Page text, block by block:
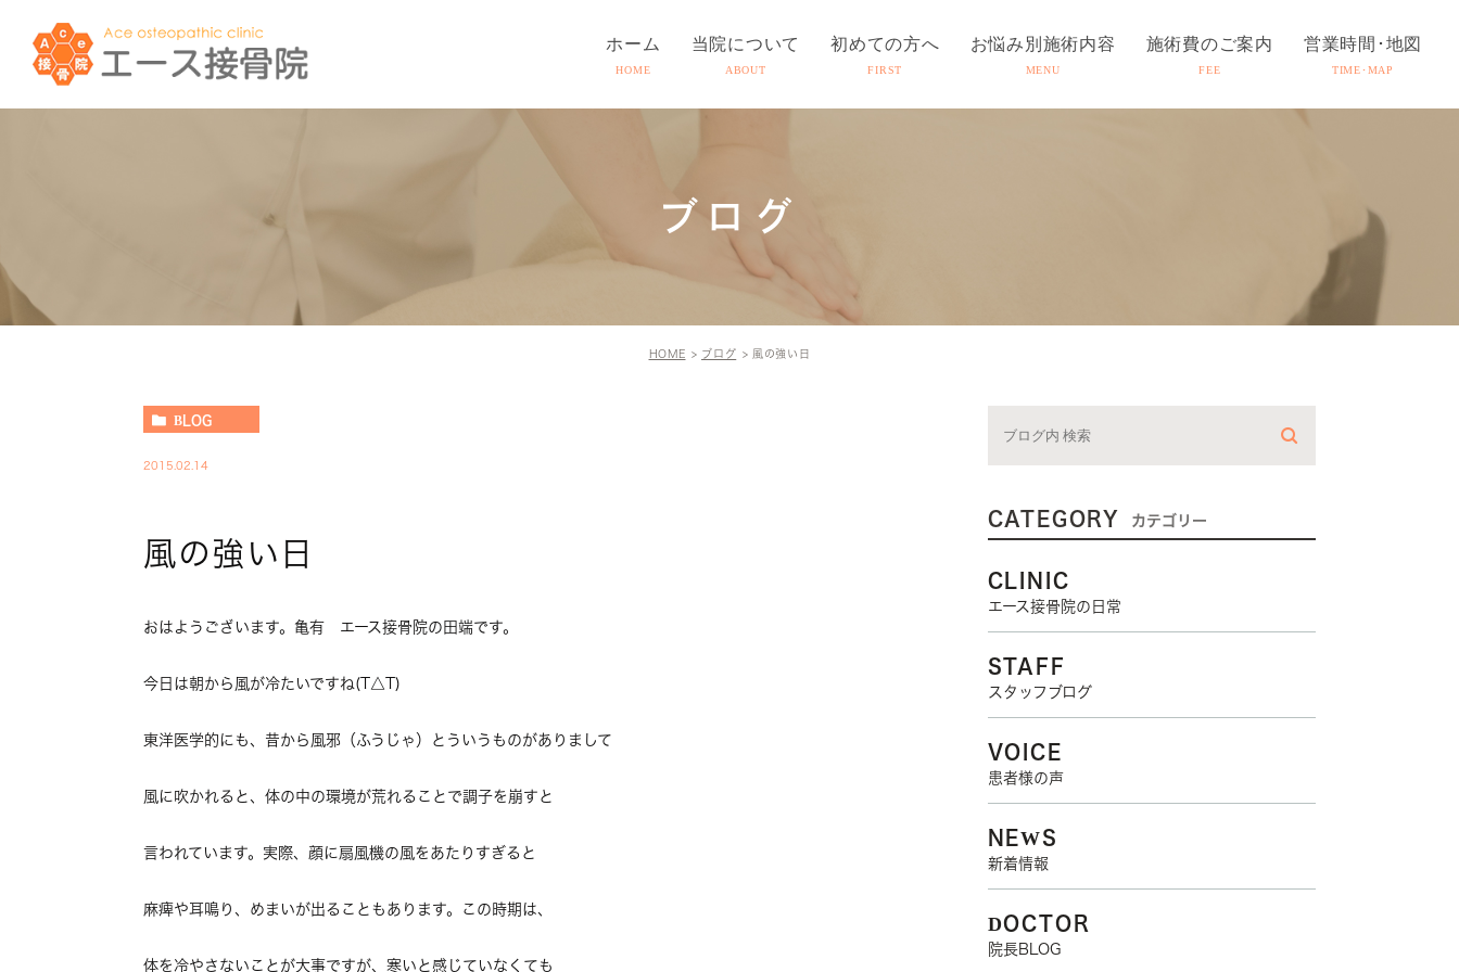
ホーム
HOME
当院について
ABOUT
初めての方へ
FIRST
お悩み別施術内容
MENU
施術費のご案内
FEE
営業時間･地図
TIME･MAP
ブログ
HOME ブログ 風の強い日
BLOG
2015.02.14
風の強い日
おはようございます。亀有 エース接骨院の田端です。
今日は朝から風が冷たいですね(T△T)
東洋医学的にも、昔から風邪（ふうじゃ）とういうものがありまして
風に吹かれると、体の中の環境が荒れることで調子を崩すと
言われています。実際、顔に扇風機の風をあたりすぎると
麻痺や耳鳴り、めまいが出ることもあります。この時期は、
体を冷やさないことが大事ですが、寒いと感じていなくても
CATEGORY カテゴリー
CLINIC
エース接骨院の日常
STAFF
スタッフブログ
VOICE
患者様の声
NEWS
新着情報
DOCTOR
院長BLOG